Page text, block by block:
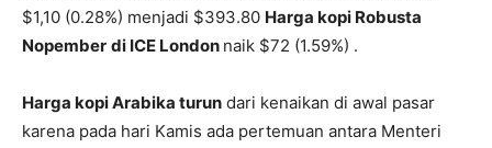
$1,10 (0.28%) menjadi $393.80 Harga kopi Robusta
Nopember di ICE London naik $72 (1.59%) .
Harga kopi Arabika turun dari kenaikan di awal pasar
karena pada hari Kamis ada pertemuan antara Menteri